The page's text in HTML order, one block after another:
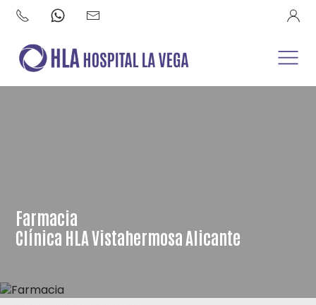
Farmacia
Clínica HLA Vistahermosa Alicante